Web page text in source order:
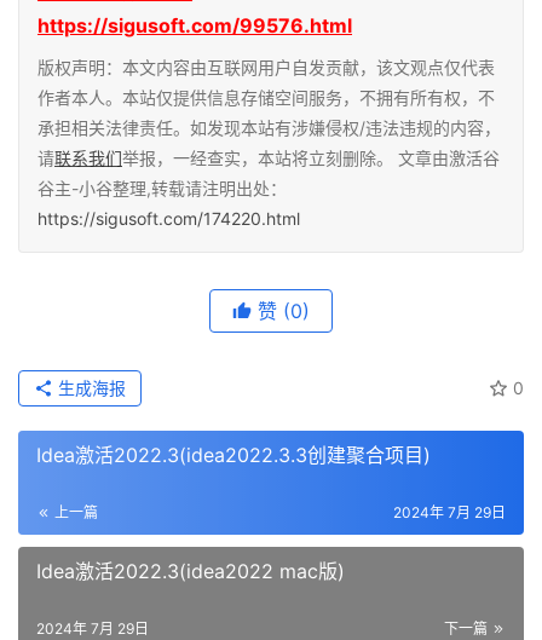
https://sigusoft.com/99576.html
版权声明：本文内容由互联网用户自发贡献，该文观点仅代表
作者本人。本站仅提供信息存储空间服务，不拥有所有权，不
承担相关法律责任。如发现本站有涉嫌侵权/违法违规的内容，
请联系我们举报，一经查实，本站将立刻删除。 文章由激活谷
谷主-小谷整理,转载请注明出处：
https://sigusoft.com/174220.html
赞 (0)
0
生成海报
Idea激活2022.3(idea2022.3.3创建聚合项目)
上一篇 2024年 7月 29日
Idea激活2022.3(idea2022 mac版)
下一篇
2024年 7月 29日